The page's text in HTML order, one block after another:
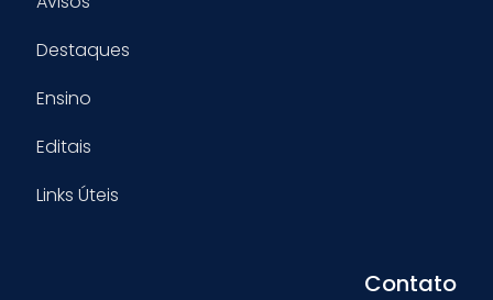
Destaques
Ensino
Editais
Links Úteis
Contato